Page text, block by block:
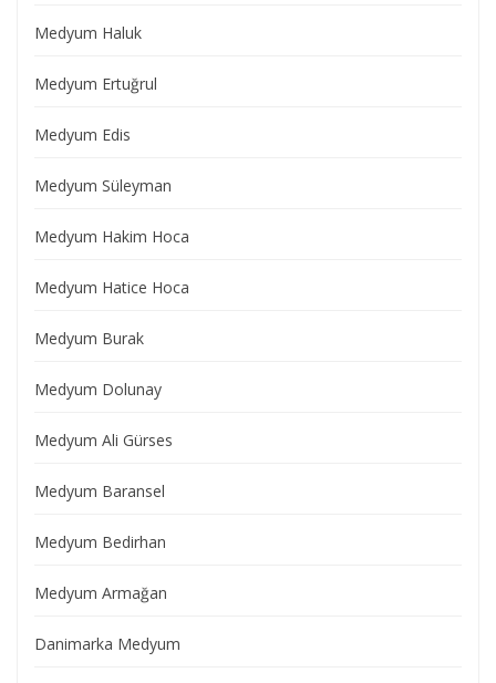
Medyum Haluk
Medyum Ertuğrul
Medyum Edis
Medyum Süleyman
Medyum Hakim Hoca
Medyum Hatice Hoca
Medyum Burak
Medyum Dolunay
Medyum Ali Gürses
Medyum Baransel
Medyum Bedirhan
Medyum Armağan
Danimarka Medyum